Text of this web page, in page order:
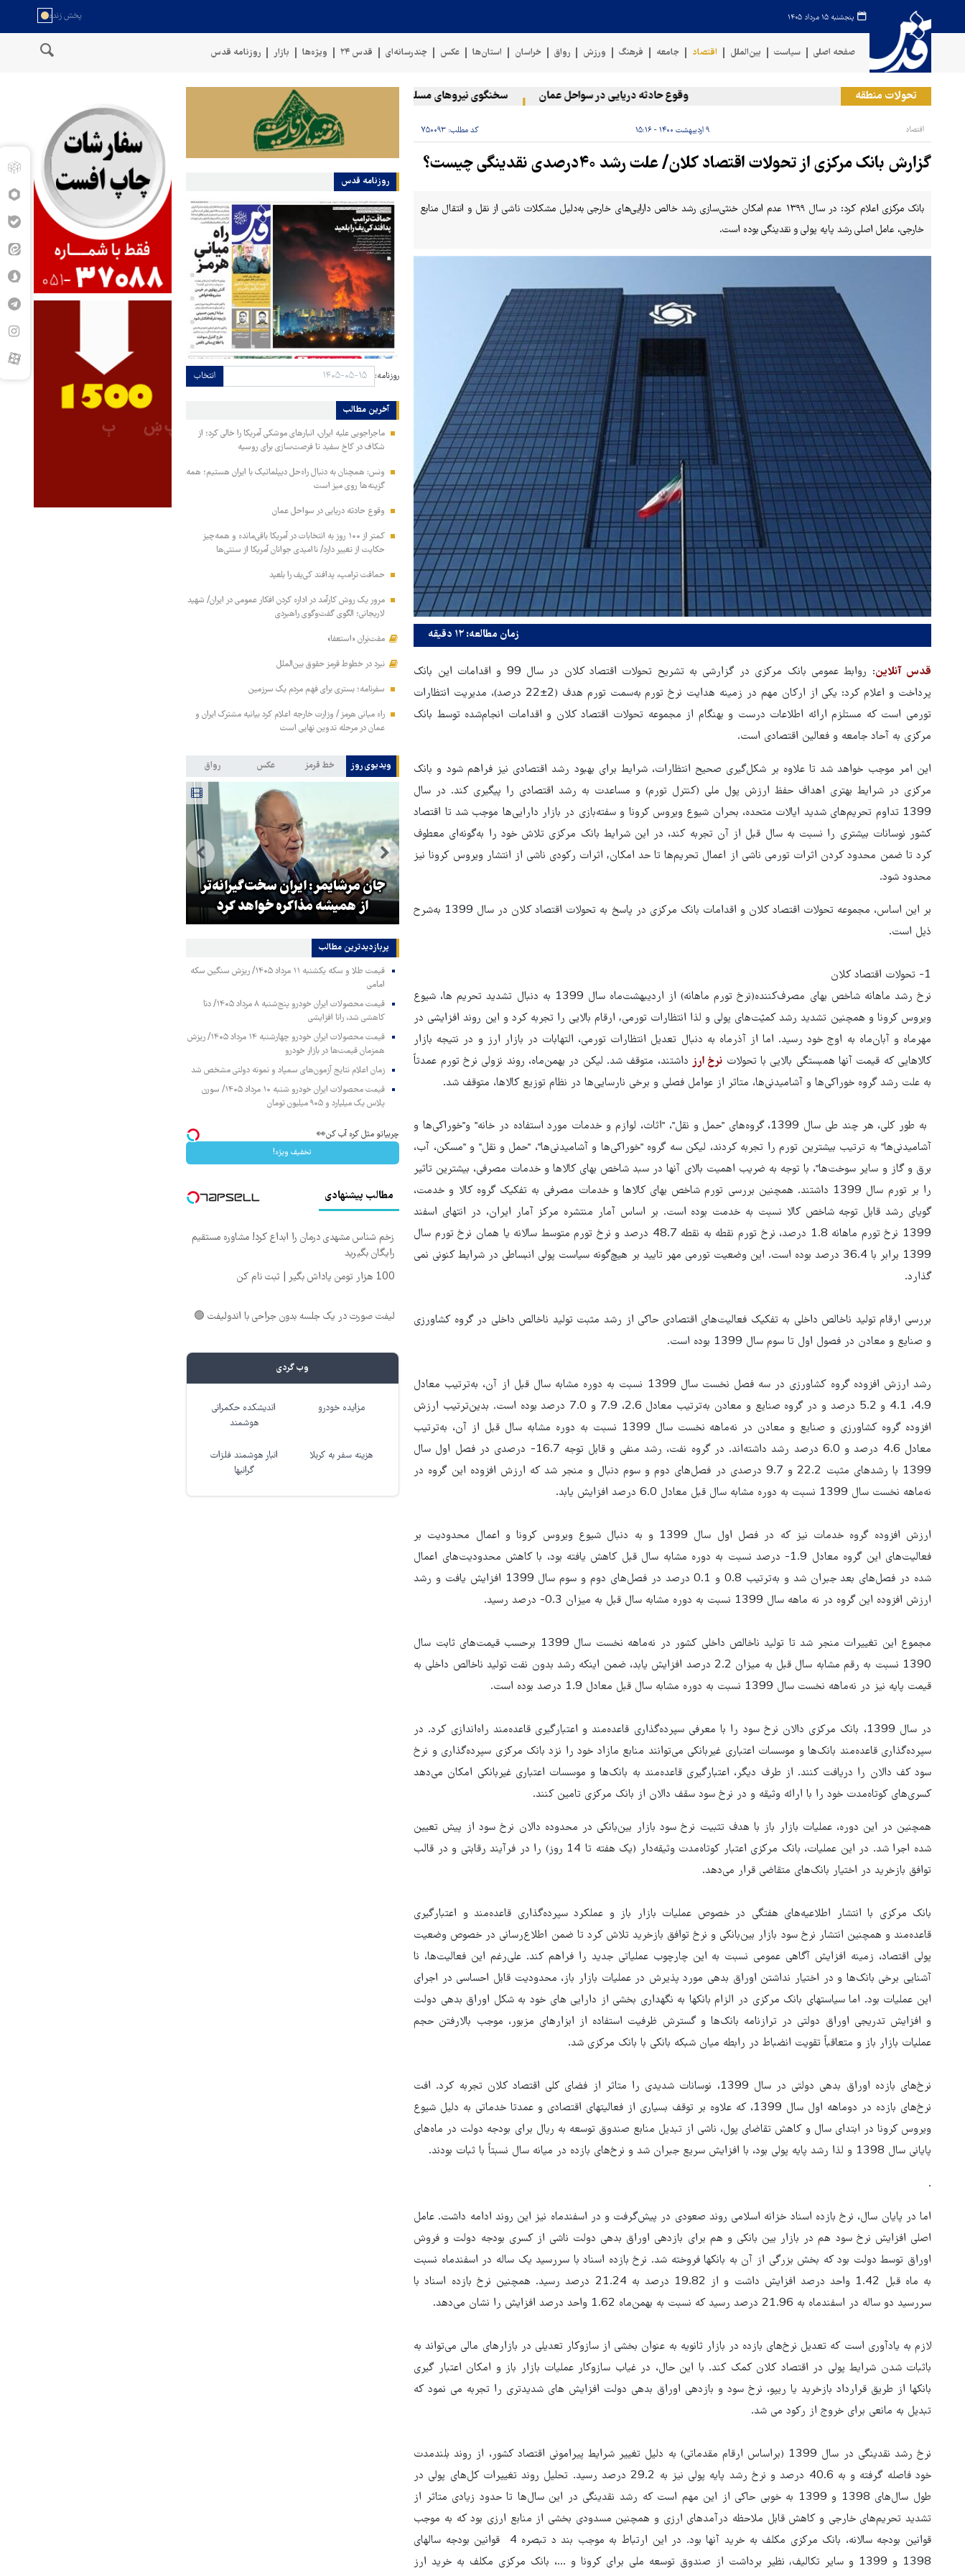
پنجشنبه ۱۵ مرداد ۱۴۰۵
صفحه اصلی سیاست بین‌الملل اقتصاد جامعه فرهنگ ورزش رواق خراسان استان‌ها عکس چندرسانه‌ای قدس ۲۴ ویژه‌ها بازار روزنامه قدس
تحولات منطقه وقوع حادثه دریایی در سواحل عمان سخنگوی نیروهای مسلح یمن: کشتی نفتی عربستان را با موشک بالستیک هدف قرار دادیم
اقتصاد ۹ اردیبهشت ۱۴۰۰ - ۱۵:۱۶ کد مطلب: ۷۵۰۰۹۳
گزارش بانک مرکزی از تحولات اقتصاد کلان/ علت رشد ۴۰درصدی نقدینگی چیست؟
بانک مرکزی اعلام کرد:‌ در سال ۱۳۹۹ عدم امکان خنثی‌سازی رشد خالص دارایی‌های خارجی به‌دلیل مشکلات ناشی از نقل و انتقال منابع
خارجی، عامل اصلی رشد پایه پولی و نقدینگی بوده است.
زمان مطالعه: ۱۲ دقیقه
قدس آنلاین
: روابط عمومی بانک مرکزی در گزارشی به تشریح تحولات اقتصاد کلان در سال 99 و اقدامات این بانک
پرداخت و اعلام کرد: یکی از ارکان مهم در زمینه هدایت نرخ تورم به‌سمت تورم هدف (2±22 درصد)، مدیریت انتظارات
تورمی است که مستلزم ارائه اطلاعات درست و بهنگام از مجموعه تحولات اقتصاد کلان و اقدامات انجام‌شده توسط بانک
مرکزی به آحاد جامعه و فعالین اقتصادی است.
این امر موجب خواهد شد تا علاوه بر شکل‌گیری صحیح انتظارات، شرایط برای بهبود رشد اقتصادی نیز فراهم شود و بانک
مرکزی در شرایط بهتری اهداف حفظ ارزش پول ملی (کنترل تورم) و مساعدت به رشد اقتصادی را پیگیری کند. در سال
1399 تداوم تحریم‌های شدید ایالات متحده، بحران شیوع ویروس کرونا و سفته‌بازی در بازار دارایی‌ها موجب شد تا اقتصاد
کشور نوسانات بیشتری را نسبت به سال قبل از آن تجربه کند، در این شرایط بانک مرکزی تلاش خود را به‌گونه‌ای معطوف
کرد تا ضمن محدود کردن اثرات تورمی ناشی از اعمال تحریم‌ها تا حد امکان, اثرات رکودی ناشی از انتشار ویروس کرونا نیز
محدود شود.
بر این اساس، مجموعه تحولات اقتصاد کلان و اقدامات بانک مرکزی در پاسخ به تحولات اقتصاد کلان در سال 1399 به‌شرح
ذیل است.
1- تحولات اقتصاد کلان
نرخ رشد ماهانه شاخص بهای مصرف‌کننده(نرخ تورم ماهانه) از اردیبهشت‌ماه سال 1399 به دنبال تشدید تحریم ها، شیوع
ویروس کرونا و همچنین تشدید رشد کمیّت‌های پولی و لذا انتظارات تورمی, ارقام بالایی را تجربه کرد و این روند افزایشی در
مهرماه و آبان‌ماه به اوج خود رسید. اما از آذرماه به دنبال تعدیل انتظارات تورمی، التهابات در بازار ارز و در نتیجه بازار
کالاهایی که قیمت آنها همبستگی بالایی با تحولات نرخ ارز داشتند، متوقف شد. لیکن در بهمن‌ماه، روند نزولی نرخ تورم عمدتاً
به علت رشد گروه خوراکی‌ها و آشامیدنی‌ها، متاثر از عوامل فصلی و برخی نارسایی‌ها در نظام توزیع کالاها، متوقف شد.
به طور کلی، هر چند طی سال 1399، گروه‌های "حمل و نقل"، "اثاث، لوازم و خدمات مورد استفاده در خانه" و"خوراکی‌ها و
آشامیدنی‌ها" به ترتیب بیشترین تورم را تجربه کردند، لیکن سه گروه "خوراکی‌ها و آشامیدنی‌ها"، "حمل و نقل" و "مسکن، آب،
برق و گاز و سایر سوخت‌ها"، با توجه به ضریب اهمیت بالای آنها در سبد شاخص بهای کالاها و خدمات مصرفی، بیشترین تاثیر
را بر تورم سال 1399 داشتند. همچنین بررسی تورم شاخص بهای کالاها و خدمات مصرفی به تفکیک گروه کالا و خدمت،
گویای رشد قابل توجه شاخص کالا نسبت به خدمت بوده است. بر اساس آمار منتشره مرکز آمار ایران، در انتهای اسفند
1399 نرخ تورم ماهانه 1.8 درصد، نرخ تورم نقطه به نقطه 48.7 درصد و نرخ تورم متوسط سالانه یا همان نرخ تورم سال
1399 برابر با 36.4 درصد بوده است. این وضعیت تورمی مهر تایید بر هیچ‌گونه سیاست پولی انبساطی در شرایط کنونی نمی
گذارد.
بررسی ارقام تولید ناخالص داخلی به‌ تفکیک فعالیت‌های اقتصادی حاکی از رشد مثبت تولید ناخالص داخلی در گروه کشاورزی
و صنایع و معادن در فصول اول تا سوم سال 1399 بوده است.
رشد ارزش افزوده گروه کشاورزی در سه فصل نخست سال 1399 نسبت به دوره مشابه سال قبل از آن، به‌ترتیب معادل
4.9، 4.1 و 5.2 درصد و در گروه صنایع و معادن به‌ترتیب معادل 2.6، 7.9 و 7.0 درصد بوده است. بدین‌ترتیب ارزش
افزوده گروه کشاورزی و صنایع و معادن در نه‌ماهه نخست سال 1399 نسبت به دوره مشابه سال قبل از آن، به‌ترتیب
معادل 4.6 درصد و 6.0 درصد رشد داشته‌اند. در گروه نفت، رشد منفی و قابل توجه 16.7- درصدی در فصل اول سال
1399 با رشدهای مثبت 22.2 و 9.7 درصدی در فصل‌های دوم و سوم دنبال و منجر شد که ارزش افزوده این گروه در
نه‌ماهه نخست سال 1399 نسبت به دوره مشابه سال قبل معادل 6.0 درصد افزایش یابد.
ارزش افزوده گروه خدمات نیز که در فصل اول سال 1399 و به دنبال شیوع ویروس کرونا و اعمال محدودیت بر
فعالیت‌های این گروه معادل 1.9- درصد نسبت به دوره مشابه سال قبل کاهش یافته بود، با کاهش محدودیت‌های اعمال
شده در فصل‌های بعد جبران شد و به‌ترتیب 0.8 و 0.1 درصد در فصل‌های دوم و سوم سال 1399 افزایش یافت و رشد
ارزش افزوده این گروه در نه ماهه سال 1399 نسبت به دوره مشابه سال قبل به میزان 0.3- درصد رسید.
مجموع این تغییرات منجر شد تا تولید ناخالص داخلی کشور در نه‌ماهه نخست سال 1399 برحسب قیمت‌های ثابت سال
1390 نسبت به رقم مشابه سال قبل به میزان 2.2 درصد افزایش یابد، ضمن اینکه رشد بدون نفت تولید ناخالص داخلی به
قیمت پایه نیز در نه‌ماهه نخست سال 1399 نسبت به دوره مشابه سال قبل معادل 1.9 درصد بوده است.
در سال 1399، بانک مرکزی دالان نرخ سود را با معرفی سپرده‌گذاری قاعده‌مند و اعتبارگیری قاعده‌مند راه‌اندازی کرد. در
سپرده‌گذاری قاعده‌مند بانک‌ها و موسسات اعتباری غیربانکی می‌توانند منابع مازاد خود را نزد بانک مرکزی سپرده‌گذاری و نرخ
سود کف دالان را دریافت کنند. از طرف دیگر، اعتبارگیری قاعده‌مند به بانک‌ها و موسسات اعتباری غیربانکی امکان می‌دهد
کسری‌های کوتاه‌مدت خود را با ارائه وثیقه و در نرخ سود سقف دالان از بانک مرکزی تامین کنند.
همچنین در این دوره، عملیات بازار باز با هدف تثبیت نرخ سود بازار بین‌بانکی در محدوده دالان نرخ سود از پیش تعیین
شده اجرا شد. در این عملیات، بانک مرکزی اعتبار کوتاه‌مدت وثیقه‌دار (یک هفته تا 14 روز) را در فرآیند رقابتی و در قالب
توافق بازخرید در اختیار بانک‌های متقاضی قرار می‌دهد.
بانک مرکزی با انتشار اطلاعیه‌های هفتگی در خصوص عملیات بازار باز و عملکرد سپرده‌گذاری قاعده‌مند و اعتبارگیری
قاعده‌مند و همچنین انتشار نرخ‌ سود بازار بین‌بانکی و نرخ توافق بازخرید تلاش کرد تا ضمن اطلاع‌رسانی در خصوص وضعیت
پولی اقتصاد، زمینه افزایش آگاهی عمومی نسبت به این چارچوب عملیاتی جدید را فراهم کند. علی‌رغم این فعالیت‌ها، نا
آشنایی برخی بانک‌ها و در اختیار نداشتن اوراق بدهی مورد پذیرش در عملیات بازار باز، محدودیت قابل احساسی در اجرای
این عملیات بود. اما سیاستهای بانک مرکزی در الزام بانکها به نگهداری بخشی از دارایی های خود به شکل اوراق بدهی دولت
و افزایش تدریجی اوراق دولتی در ترازنامه بانک‌ها و گسترش ظرفیت استفاده از ابزارهای مزبور، موجب بالارفتن حجم
عملیات بازار باز و متعاقباً تقویت انضباط در رابطه میان شبکه بانکی با بانک مرکزی شد.
نرخ‌های بازده اوراق بدهی دولتی در سال 1399، نوسانات شدیدی را متاثر از فضای کلی اقتصاد کلان تجربه کرد. افت
نرخ‌های بازده در دوماهه اول سال 1399، که علاوه بر توقف بسیاری از فعالیتهای اقتصادی و عمدتا خدماتی به دلیل شیوع
ویروس کرونا در ابتدای سال و کاهش تقاضای پول، ناشی از تبدیل منابع صندوق توسعه به ریال برای بودجه دولت در ماه‌های
پایانی سال 1398 و لذا رشد پایه پولی بود، با افزایش سریع جبران شد و نرخ‌های بازده در میانه سال نسبتاً با ثبات بودند.
.
اما در پایان سال، نرخ بازده اسناد خزانه اسلامی روند صعودی در پیش‌گرفت و در اسفندماه نیز این روند ادامه داشت. عامل
اصلی افزایش نرخ سود هم در بازار بین بانکی و هم برای بازدهی اوراق بدهی دولت ناشی از کسری بودجه دولت و فروش
اوراق توسط دولت بود که بخش بزرگی از آن به بانکها فروخته شد. نرخ بازده اسناد با سررسید یک ساله در اسفندماه نسبت
به ماه قبل 1.42 واحد درصد افزایش داشت و از 19.82 درصد به 21.24 درصد رسید. همچنین نرخ بازده اسناد با
سررسید دو ساله در اسفندماه به 21.96 درصد رسید که نسبت به ‌بهمن‌ماه 1.62 واحد درصد افزایش را نشان می‌دهد.
لازم به یادآوری است که تعدیل نرخ‌های بازده در بازار ثانویه به عنوان بخشی از سازوکار تعدیلی در بازارهای مالی می‌تواند به
باثبات شدن شرایط پولی در اقتصاد کلان کمک کند. با این حال، در غیاب سازوکار عملیات بازار باز و امکان اعتبار گیری
بانکها از طریق قرارداد بازخرید یا ریپو، نرخ سود و بازدهی اوراق بدهی دولت افزایش های شدیدتری را تجربه می نمود که
تبدیل به مانعی برای خروج از رکود می شد.
نرخ رشد نقدینگی در سال 1399 (براساس ارقام مقدماتی) به دلیل تغییر شرایط پیرامونی اقتصاد کشور، از روند بلندمدت
خود فاصله گرفته و به 40.6 درصد و نرخ رشد پایه پولی نیز به 29.2 درصد رسید. تحلیل روند تغییرات کل‌های پولی در
طول سال‌های 1398 و 1399 به خوبی حاکی از این مهم است که رشد نقدینگی در این سال‌ها تا حدود زیادی متاثر از
تشدید تحریم‌های خارجی و کاهش قابل ملاحظه درآمدهای ارزی و همچنین مسدودی بخشی از منابع ارزی بود که به موجب
قوانین بودجه سالانه، بانک مرکزی مکلف به خرید آنها بود. در این ارتباط به موجب بند د تبصره 4 قوانین بودجه سالهای
1398 و 1399 و سایر تکالیف, نظیر برداشت از صندوق توسعه ملی برای کرونا و ...، بانک مرکزی مکلف به خرید ارز
روزنامه قدس
روزنامه: انتخاب
آخرین مطالب
ماجراجویی علیه ایران، انبارهای موشکی آمریکا را خالی کرد؛ از
شکاف در کاخ سفید تا فرصت‌سازی برای روسیه
ونس: همچنان به دنبال راه‌حل دیپلماتیک با ایران هستیم؛ همه
گزینه‌ها روی میز است
وقوع حادثه دریایی در سواحل عمان
کمتر از ۱۰۰ روز به انتخابات در آمریکا باقی‌مانده و همه‌چیز
حکایت از تغییر دارد/ ناامیدی جوانان آمریکا از سنتی‌ها
حماقت ترامپ، پدافند کی‌یف را بلعید
مرور یک روش کارآمد در اداره کردن افکار عمومی در ایران/ شهید
لاریجانی؛ الگوی گفت‌وگوی راهبردی
مفت‌بَران «استعفا»
نبرد در خطوط قرمز حقوق بین‌الملل
سفرنامه؛ بستری برای فهم مردم یک سرزمین
راه میانی هرمز / وزارت خارجه اعلام کرد بیانیه مشترک ایران و
عمان در مرحله تدوین نهایی است
ویدیوی روز خط قرمز عکس رواق
اربعین امسال
تولیت آستان قدس رضوی: افتخار
در برابر زائران است
جان مرشایمر: ایران سخت‌گیرانه‌تر
از همیشه مذاکره خواهد کرد
پربازدیدترین‌ مطالب
قیمت طلا و سکه یکشنبه ۱۱ مرداد ۱۴۰۵/ ریزش سنگین سکه
امامی
قیمت محصولات ایران خودرو پنج‌شنبه ۸ مرداد ۱۴۰۵/ دنا
کاهشی شد، رانا افزایشی
قیمت محصولات ایران خودرو چهارشنبه ۱۴ مرداد ۱۴۰۵/ ریزش
همزمان قیمت‌ها در بازار خودرو
زمان اعلام نتایج آزمون‌های سمپاد و نمونه دولتی مشخص شد
قیمت محصولات ایران خودرو شنبه ۱۰ مرداد ۱۴۰۵/ سورن
پلاس یک میلیارد و ۹۰۵ میلیون تومان
چربیاتو مثل کره آب کن👀
تخفیف ویژه!
مطالب پیشنهادی
زخم شناس مشهدی درمان را ابداع کرد! مشاوره مستقیم
رایگان بگیرید
100 هزار تومن پاداش بگیر | ثبت نام کن
لیفت صورت در یک جلسه بدون جراحی با اندولیفت 🟢
وب گردی
مزایده خودرو
اندیشکده حکمرانی
هوشمند
هزینه سفر به کربلا
انبار هوشمند فلزات
گرانبها